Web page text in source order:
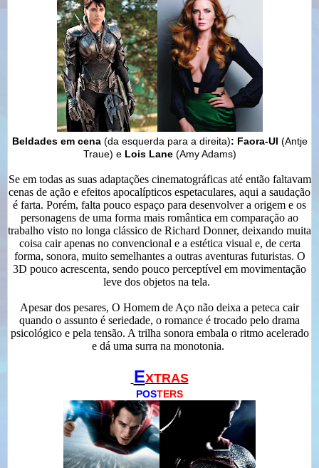
Beldades em cena (da esquerda para a direita): Faora-Ul (Antje
Traue) eLois Lane(Amy Adams)
Se em todas as suas adaptações cinematográficas até então faltavam
cenas de ação e efeitos apocalípticos espetaculares, aqui a saudação
é farta. Porém, falta pouco espaço para desenvolver a origem e os
personagens de uma forma mais romântica em comparação ao
trabalho visto no longa clássico de Richard Donner, deixando muita
coisa cair apenas no convencional e a estética visual e, de certa
forma, sonora, muito semelhantes a outras aventuras futuristas. O
3D pouco acrescenta, sendo pouco perceptível em movimentação
leve dos objetos na tela.
Apesar dos pesares, O Homem de Aço não deixa a peteca cair
quando o assunto é seriedade, o romance é trocado pelo drama
psicológico e pela tensão. A trilha sonora embala o ritmo acelerado
e dá uma surra na monotonia.
EXTRAS
POSTERS